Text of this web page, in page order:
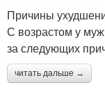
Причины
С возрастом у
за следующих
читать дальше →